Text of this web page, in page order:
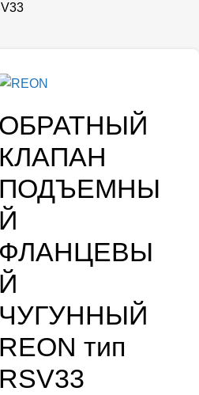
ОБРАТНЫЙ
КЛАПАН
ПОДЪЕМНЫ
Й
ФЛАНЦЕВЫ
Й
ЧУГУННЫЙ
REON тип
RSV33